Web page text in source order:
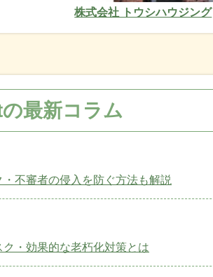
株式会社 トウシハウジング
最新コラム
不審者の侵入を防ぐ方法も解説
・効果的な老朽化対策とは